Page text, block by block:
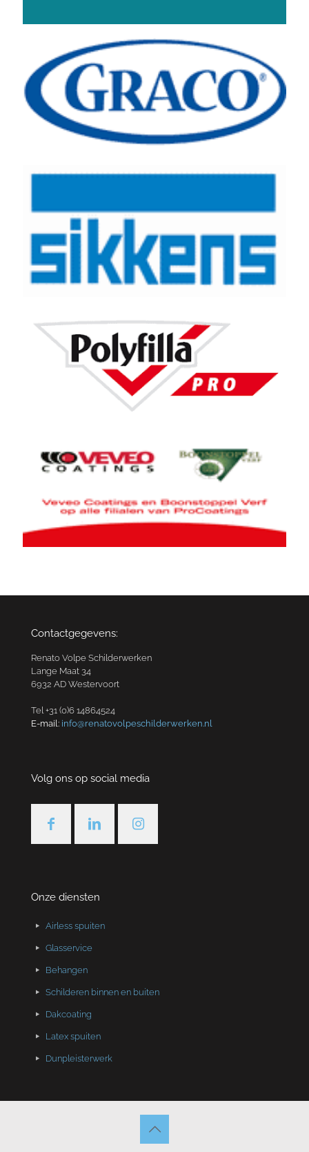
Contactgegevens:
Renato Volpe Schilderwerken
Lange Maat 34
6932 AD Westervoort
Tel +31 (0)6 14864524
E-mail: info@renatovolpeschilderwerken.nl
Volg ons op social media
Onze diensten
Airless spuiten
Glasservice
Behangen
Schilderen binnen en buiten
Dakcoating
Latex spuiten
Dunpleisterwerk